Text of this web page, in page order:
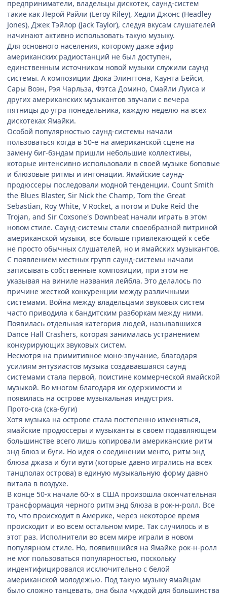
предприниматели, владельцы дискотек, саунд-систем
такие как Лерой Райли (Leroy Riley), Хедли Джонс (Headley
Jones), Джек Тэйлор (Jack Taylor), следуя вкусам слушателей
начинают активно использовать такую музыку.
Для основного населения, которому даже эфир
американских радиостанций не был доступен,
единственным источником новой музыки служили саунд
системы. А композиции Дюка Элингтона, Каунта Бейси,
Сары Воэн, Рэя Чарльза, Фэтса Домино, Смайли Луиса и
других американских музыкантов звучали с вечера
пятницы до утра понедельника, каждую неделю на всех
дискотеках Ямайки.
Особой популярностью саунд-системы начали
пользоваться когда в 50-е на американской сцене на
замену биг-бэндам пришли небольшие коллективы,
которые интенсивно использовали в своей музыке боповые
и блюзовые ритмы и интонации. Ямайские саунд-
продюссеры последовали модной тенденции. Count Smith
the Blues Blaster, Sir Nick the Champ, Tom the Great
Sebastian, Roy White, V Rocket, а потом и Duke Reid the
Trojan, and Sir Coxsone's Downbeat начали играть в этом
новом стиле. Саунд-системы стали своеобразной витриной
американской музыки, все больше привлекающей к себе
не просто обычных слушателей, но и ямайских музыкантов.
С появлением местных групп саунд-системы начали
записывать собственные композиции, при этом не
указывая на виниле названия лейбла. Это делалось по
причине жесткой конкуренции между различными
системами. Война между владельцами звуковых систем
часто приводила к бандитским разборкам между ними.
Появилась отдельная категория людей, называвшихся
Dance Hall Crashers, которая занималась устранением
конкурирующих звуковых систем.
Несмотря на примитивное моно-звучание, благодаря
усилиям энтузиастов музыка создававшаяся саунд
системами стала первой, поистине коммерческой ямайской
музыкой. Во многом благодаря их одержимости и
появилась на острове музыкальная индустрия.
Прото-ска (ска-буги)
Хотя музыка на острове стала постепенно изменяться,
ямайские продюссеры и музыканты в своем подавляющем
большинстве всего лишь копировали американские ритм
энд блюз и буги. Но идея о соединении менто, ритм энд
блюза джаза и буги вуги (которые давно игрались на всех
танцполах острова) в единую музыкальную форму давно
витала в воздухе.
В конце 50-х начале 60-х в США произошла окончательная
трансформация черного ритм энд блюза в рок-н-ролл. Все
то, что происходит в Америке, через некоторое время
происходит и во всем остальном мире. Так случилось и в
этот раз. Исполнители во всем мире играли в новом
популярном стиле. Но, появившийся на Ямайке рок-н-ролл
не мог пользоваться популярностью, поскольку
индентифицировался исключительно с белой
американской молодежью. Под такую музыку ямайцам
было сложно танцевать, она была чуждой для большинства